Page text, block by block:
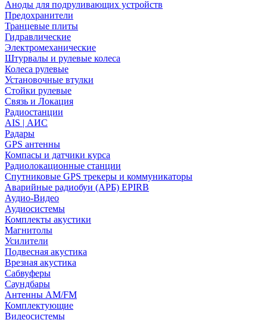
Аноды для подруливающих устройств
Предохранители
Транцевые плиты
Гидравлические
Электромеханические
Штурвалы и рулевые колеса
Колеса рулевые
Установочные втулки
Стойки рулевые
Связь и Локация
Радиостанции
AIS | АИС
Радары
GPS антенны
Компасы и датчики курса
Радиолокационные станции
Спутниковые GPS трекеры и коммуникаторы
Аварийные радиобуи (АРБ) EPIRB
Аудио-Видео
Аудиосистемы
Комплекты акустики
Магнитолы
Усилители
Подвесная акустика
Врезная акустика
Сабвуферы
Саундбары
Антенны AM/FM
Комплектующие
Видеосистемы